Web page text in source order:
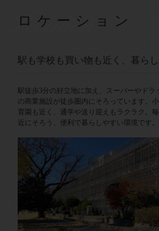
ロケーション
駅も学校も買い物も近く、暮ら
駅徒歩3分の好立地に加え、スーパーやドラ
の商業施設が徒歩圏内にそろっています。
育園も近く、通学や送り迎えもラクラク。
近にそろう、便利で暮らしやすい環境です。